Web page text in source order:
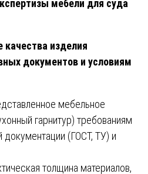
мебели для суда
качества изделия
документов и условиям
мебельное
гарнитур) требованиям
документации (ГОСТ, ТУ) и
толщина материалов,